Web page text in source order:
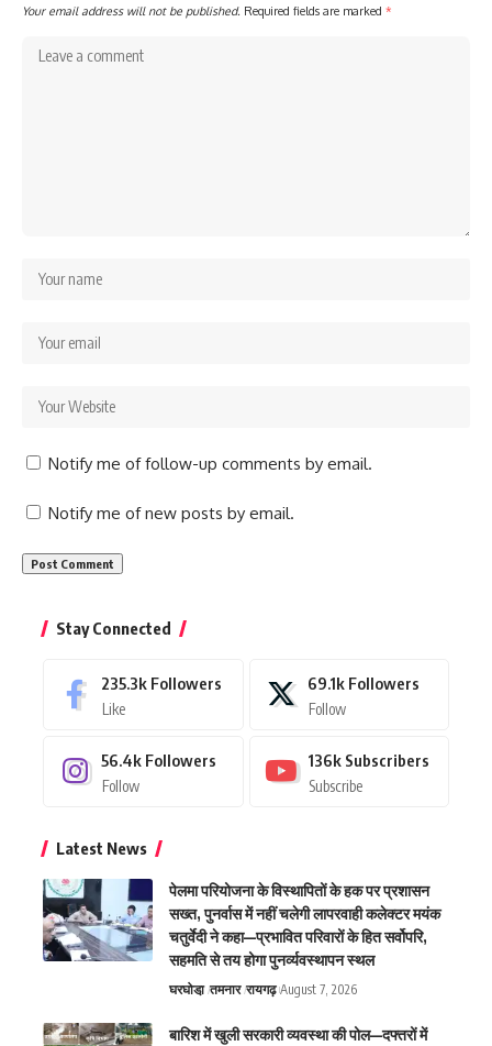
Your email address will not be published. Required fields are marked *
Notify me of follow-up comments by email.
Notify me of new posts by email.
Stay Connected
235.3k Followers
Like
69.1k Followers
Follow
56.4k Followers
Follow
136k Subscribers
Subscribe
Latest News
पेलमा परियोजना के विस्थापितों के हक पर प्रशासन
सख्त, पुनर्वास में नहीं चलेगी लापरवाही कलेक्टर मयंक
चतुर्वेदी ने कहा—प्रभावित परिवारों के हित सर्वोपरि,
सहमति से तय होगा पुनर्व्यवस्थापन स्थल
घरघोडा़ तमनार रायगढ़ August 7, 2026
बारिश में खुली सरकारी व्यवस्था की पोल—दफ्तरों में